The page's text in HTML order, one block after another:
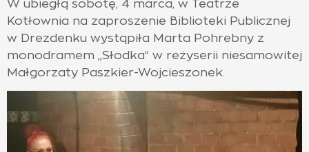
W ubiegłą sobotę, 4 marca, w Teatrze
Kotłownia na zaproszenie Biblioteki Publicznej
w Drezdenku wystąpiła Marta Pohrebny z
monodramem „Słodka” w reżyserii niesamowitej
Małgorzaty Paszkier-Wojcieszonek.